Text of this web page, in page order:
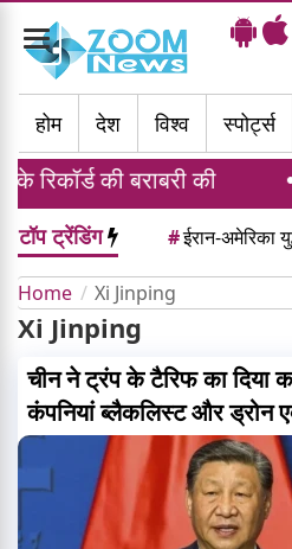
Toggle
navigation
होम
देश विश्व स्पोर्ट्स
की बराबरी की
टॉप ट्रेंडिंग #ईरान-अमेरिका
Home Xi Jinping
Xi Jinping
चीन ने ट्रंप के टैरिफ का दिया
कंपनियां ब्लैकलिस्ट और ड्रोन